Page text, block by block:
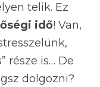
telik. Ez
idő! Van,
része is… De
dolgozni?